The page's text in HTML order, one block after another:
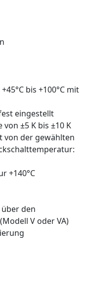
bis +100°C mit
eingestellt
±5 K bis ±10 K
von der gewählten
+140°C
den
V oder VA)